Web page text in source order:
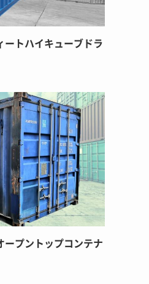
ートハイキューブドラ
ープントップコンテナ